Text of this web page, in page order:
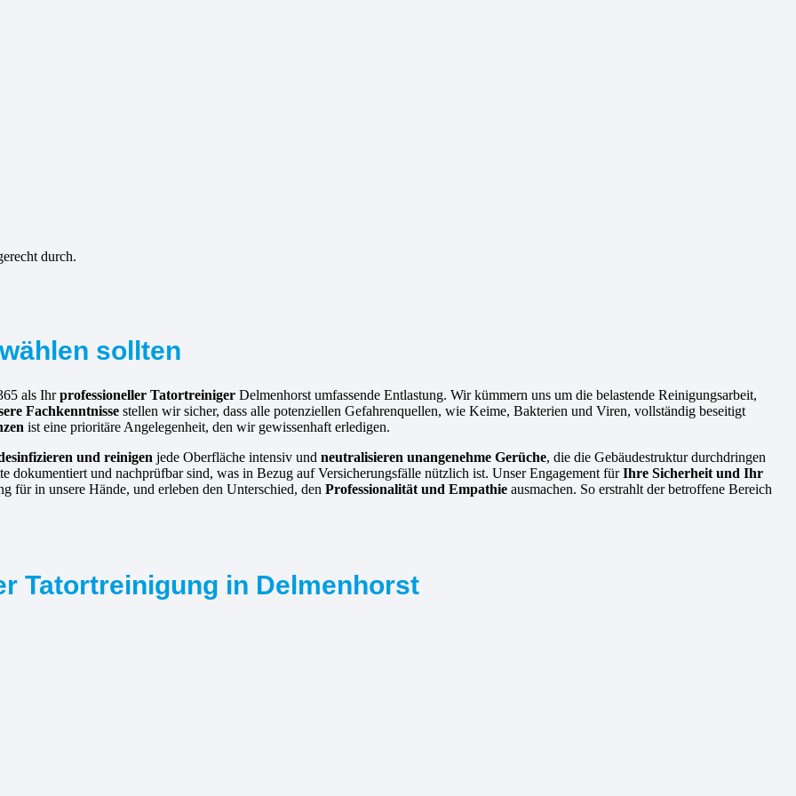
durch.
sollten
als Ihrprofessioneller Tatortreiniger Delmenhorst umfassende Entlastung. Wir kümmern uns um die belastende Reinigungsarbeit,
Fachkenntnisse stellen wir sicher, dass alle potenziellen Gefahrenquellen, wie Keime, Bakterien und Viren, vollständig beseitigt
ist eine prioritäre Angelegenheit, den wir gewissenhaft erledigen.
und reinigen jede Oberfläche intensiv und neutralisieren unangenehme Gerüche, die die Gebäudestruktur durchdringen
dokumentiert und nachprüfbar sind, was in Bezug auf Versicherungsfälle nützlich ist. Unser Engagement fürIhre Sicherheit und Ihr
für in unsere Hände, und erleben den Unterschied, den Professionalität und Empathie ausmachen. So erstrahlt der betroffene Bereich
Tatortreinigung in Delmenhorst